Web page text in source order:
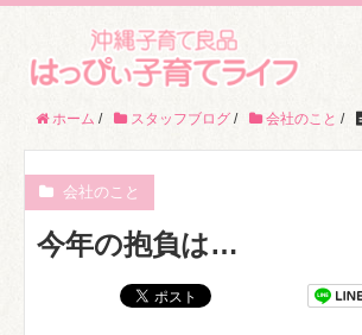
ホーム / スタッフブログ / 会社のこと /
会社のこと
今年の抱負は…